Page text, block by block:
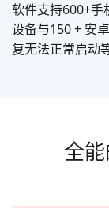
软件支持600+手
设备与150 + 安
复无法正常启动
全